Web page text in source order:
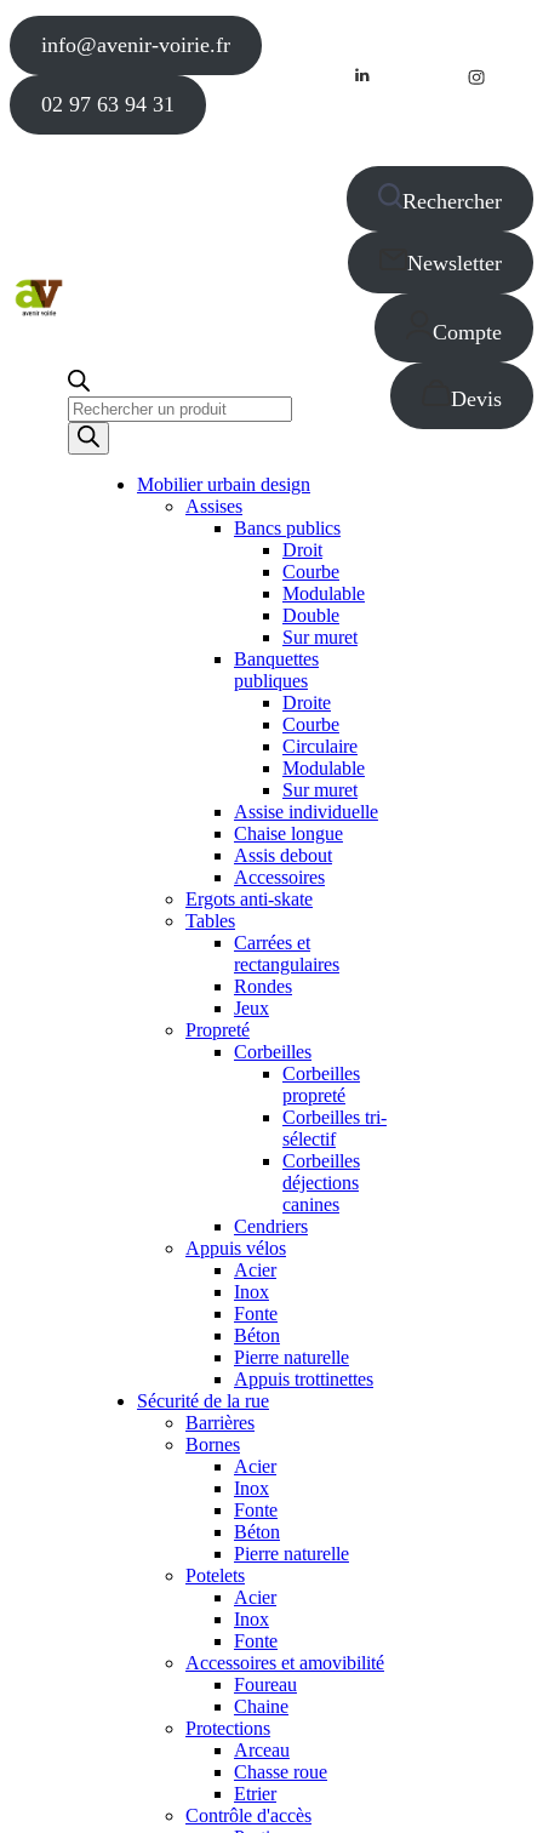
info@avenir-voirie.fr
02 97 63 94 31
Recherche
de
produits
Rechercher
Newsletter
Compte
Devis
Mobilier urbain design
Assises
Bancs publics
Droit
Courbe
Modulable
Double
Sur muret
Banquettes
publiques
Droite
Courbe
Circulaire
Modulable
Sur muret
Assise individuelle
Chaise longue
Assis debout
Accessoires
Ergots anti-skate
Tables
Carrées et
rectangulaires
Rondes
Jeux
Propreté
Corbeilles
Corbeilles
propreté
Corbeilles tri-
sélectif
Corbeilles
déjections
canines
Cendriers
Appuis vélos
Acier
Inox
Fonte
Béton
Pierre naturelle
Appuis trottinettes
Sécurité de la rue
Barrières
Bornes
Acier
Inox
Fonte
Béton
Pierre naturelle
Potelets
Acier
Inox
Fonte
Accessoires et amovibilité
Foureau
Chaine
Protections
Arceau
Chasse roue
Etrier
Contrôle d'accès